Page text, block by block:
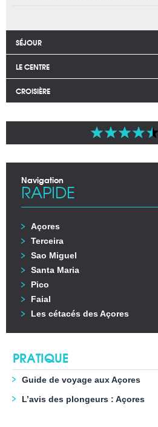
SÉJOUR
LE CENTRE
CROISIÈRE
Navigation
RAPIDE
Açores
Terceira
Sao Miguel
Santa Maria
Pico
Faial
Les cétacés des Açores
PRATIQUE
Guide de voyage aux Açores
L’avis des plongeurs : Açores